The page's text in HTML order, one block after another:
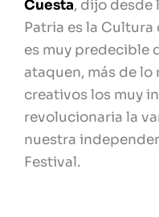
Cuesta, dijo desde
Patria es la Cultura
es muy predecible
ataquen, más de
creativos los muy
revolucionaria la
nuestra
Festival.